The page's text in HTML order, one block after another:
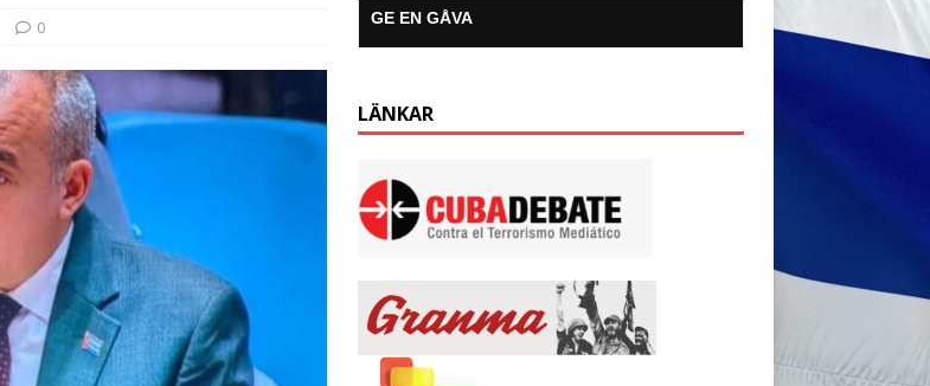
0 GE EN GÅVA
LÄNKAR